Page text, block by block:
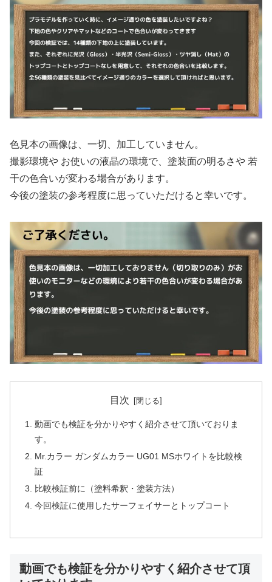
色見本の画像は、一切、加工していません。
撮影環境や お使いの液晶の環境で、塗装面の明るさや 若
干の色合いが変わる場合があります。
今後の塗装の参考程度に思っていただけると幸いです。
目次
動画でも検証を分かりやすく紹介させて頂いておりま
す。
Mr.カラー ガンダムカラー UG01 MSホワイトを比較検
証
比較検証前に（塗料希釈・塗装方法）
今回検証に使用したサーフェイサーとトップコート
動画でも検証を分かりやすく紹介させて頂